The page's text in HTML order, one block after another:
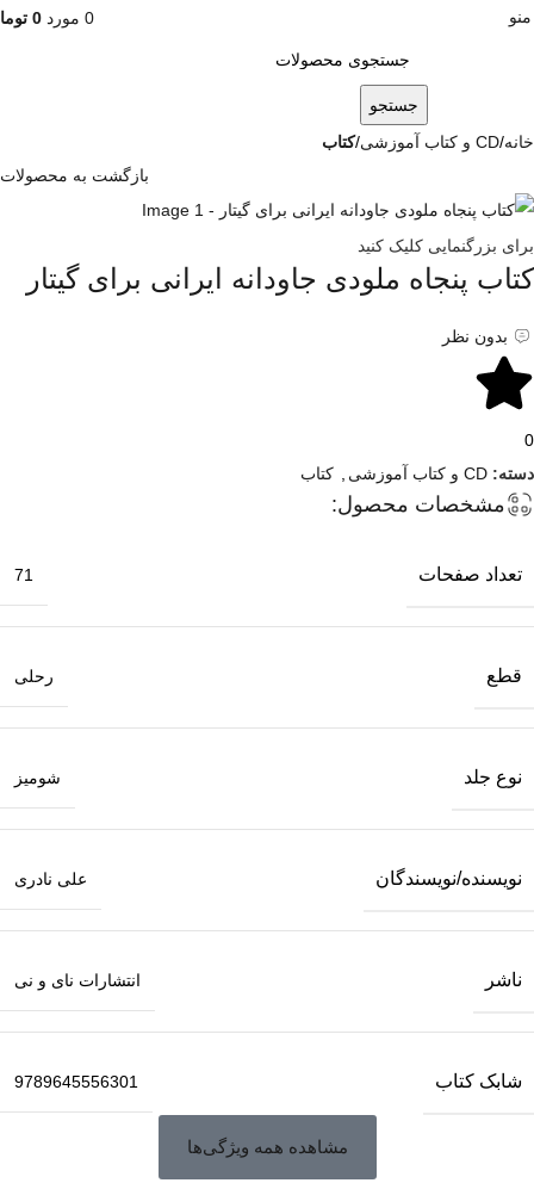
منو 0 مورد 0
جستجو
خانه CD و کتاب آموزشی
کتاب
بازگشت به محصولات
برای بزرگنمایی کلیک کنید
کتاب پنجاه ملودی جاودانه ایرانی برای گیتار
بدون نظر
0
دسته: CD و کتاب آموزشی کتاب
مشخصات محصول:
تعداد صفحات 71
قطع رحلی
نوع جلد شومیز
نویسنده/نویسندگان علی نادری
ناشر انتشارات نای و نی
شابک کتاب 9789645556301
مشاهده همه ویژگی‌ها